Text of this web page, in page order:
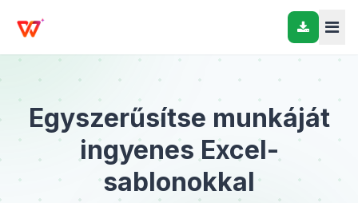
Egyszerűsítse munkáját
ingyenes Excel-
sablonokkal